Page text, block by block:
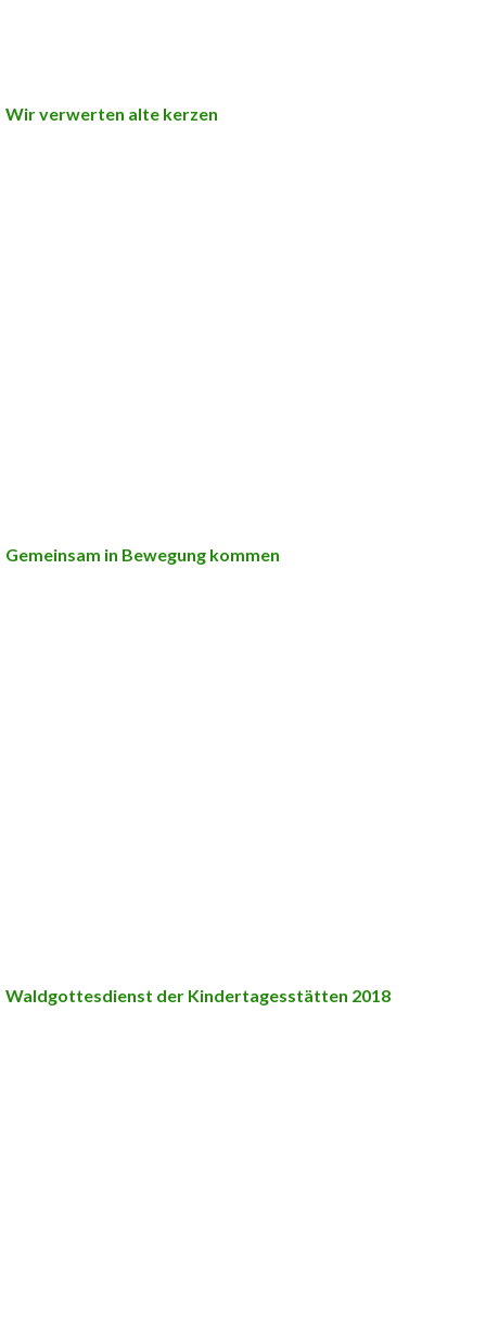
Wir verwerten alte kerzen
Gemeinsam in Bewegung kommen
Waldgottesdienst der Kindertagesstätten 2018